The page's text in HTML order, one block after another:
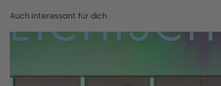
Auch interessant für dich